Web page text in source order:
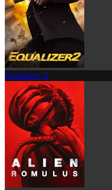
Equalizer 2